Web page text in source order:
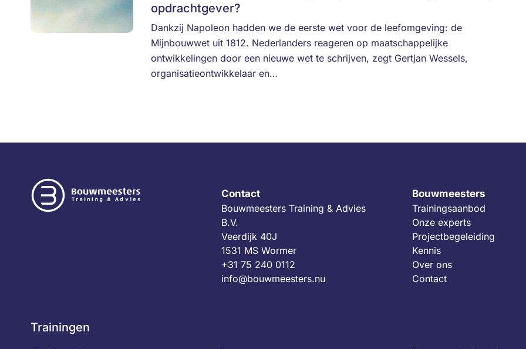
opdrachtgever?
Dankzij Napoleon hadden we de eerste wet voor de leefomgeving: de
Mijnbouwwet uit 1812. Nederlanders reageren op maatschappelijke
ontwikkelingen door een nieuwe wet te schrijven, zegt Gertjan Wessels,
organisatieontwikkelaar en…
Contact
Bouwmeesters Training & Advies
B.V.
Veerdijk 40J
1531 MS Wormer
+31 75 240 0112
info@bouwmeesters.nu
Bouwmeesters
Trainingsaanbod
Onze experts
Projectbegeleiding
Kennis
Over ons
Contact
Trainingen